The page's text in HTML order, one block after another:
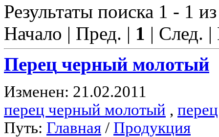
Результаты поиска 1 - 1
Начало | Пред. | 1 | След.
Перец черный молотый
Изменен: 21.02.2011
перец черный молотый , перец
Путь: Главная / Продукция